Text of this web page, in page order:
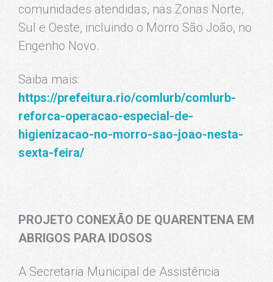
comunidades atendidas, nas Zonas Norte,
Sul e Oeste, incluindo o Morro São João, no
Engenho Novo.
Saiba mais:
https://prefeitura.rio/comlurb/comlurb-
reforca-operacao-especial-de-
higienizacao-no-morro-sao-joao-nesta-
sexta-feira/
PROJETO CONEXÃO DE QUARENTENA EM
ABRIGOS PARA IDOSOS
A Secretaria Municipal de Assistência